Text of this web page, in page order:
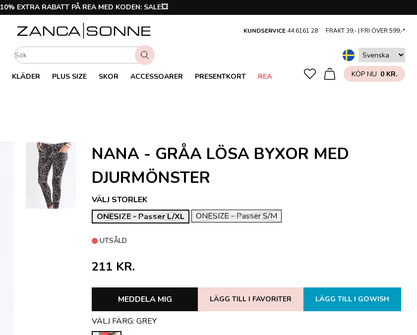
10% EXTRA RABATT PÅ REA MED KODEN: SALE💥
KUNDSERVICE 44 6161 28 FRAKT 39,- | FRI ÖVER 599,-*
KLÄDER PLUS SIZE SKOR ACCESSOARER PRESENTKORT REA KÖP NU 0 KR.
NANA - GRÅA LÖSA BYXOR MED
DJURMÖNSTER
VÄLJ STORLEK
ONESIZE - Passer L/XL
ONESIZE - Passer S/M
UTSÅLD
211 KR.
MEDDELA MIG LÄGG TILL I FAVORITER LÄGG TILL I GOWISH
VÄLJ FÄRG: GREY